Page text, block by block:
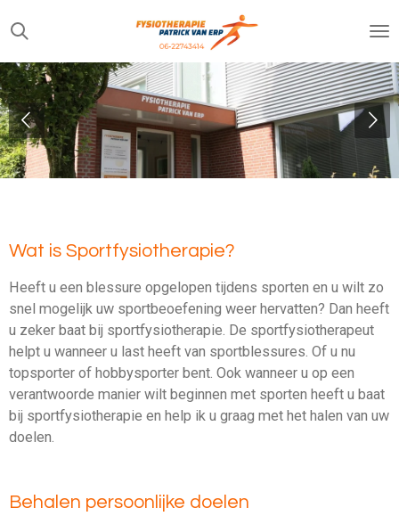
Ga
direct
naar
de
hoofdinhoud
Wat is Sportfysiotherapie?
Heeft u een blessure opgelopen tijdens sporten en u wilt zo
snel mogelijk uw sportbeoefening weer hervatten? Dan heeft
u zeker baat bij sportfysiotherapie. De sportfysiotherapeut
helpt u wanneer u last heeft van sportblessures. Of u nu
topsporter of hobbysporter bent. Ook wanneer u op een
verantwoorde manier wilt beginnen met sporten heeft u baat
bij sportfysiotherapie en help ik u graag met het halen van uw
doelen.
Behalen persoonlijke doelen